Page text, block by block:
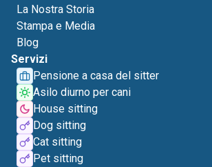
La Nostra Storia
Stampa e Media
Blog
Servizi
Pensione a casa del sitter
Asilo diurno per cani
House sitting
Dog sitting
Cat sitting
Pet sitting